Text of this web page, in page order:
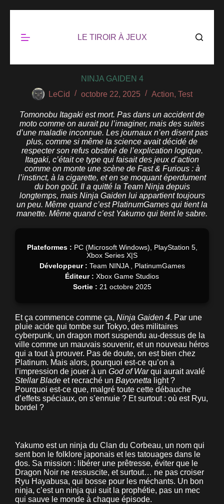
LE TIROIR À JEUX
NINJA GAIDEN 4
LeCid
octobre 22, 2025 Action, Test
Tomonobu Itagaki est mort. Pas dans un accident de
moto comme on aurait pu l’imaginer, mais des suites
d’une maladie inconnue. Les journaux n’en disent pas
plus, comme si même la science avait décidé de
respecter son refus obstiné de l’explication logique.
Itagaki, c’était ce type qui faisait des jeux d’action
comme on monte une scène de Fast & Furious : à
l’instinct, à la cigarette, et en se moquant éperdument
du bon goût. Il a quitté la Team Ninja depuis
longtemps, mais Ninja Gaiden lui appartient toujours
un peu. Même quand c’est PlatinumGames qui tient la
manette. Même quand c’est Yakumo qui tient le sabre.
Plateformes : PC (Microsoft Windows), PlayStation 5,
Xbox Series X|S
Développeur : Team NINJA , PlatinumGames
Éditeur : Xbox Game Studios
Sortie : 21 octobre 2025
Et ça commence comme ça, Ninja Gaiden 4. Par une
pluie acide qui tombe sur Tokyo, des militaires
cyberpunk, un dragon mort suspendu au-dessus de la
ville comme un mauvais souvenir, et un nouveau héros
qui a tout à prouver. Pas de doute, on est bien chez
Platinum. Mais alors, pourquoi est-ce qu’on a
l’impression de jouer à un God of Warqui aurait avalé
Stellar Blade et recraché un Bayonetta light ?
Pourquoi est-ce que, malgré toute cette débauche
d’effets spéciaux, on s’ennuie ? Et surtout : où est Ryu,
bordel ?
Yakumo est un ninja du Clan du Corbeau, un nom qui
sent bon le folklore japonais et les tatouages dans le
dos. Sa mission : libérer une prêtresse, éviter que le
Dragon Noir ne ressuscite, et surtout… ne pas croiser
Ryu Hayabusa, qui bosse pour les méchants. Un bon
ninja, c’est un ninja qui suit la prophétie, pas un mec
qui sauve le monde à chaque épisode.